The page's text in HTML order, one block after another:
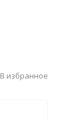
В избранное